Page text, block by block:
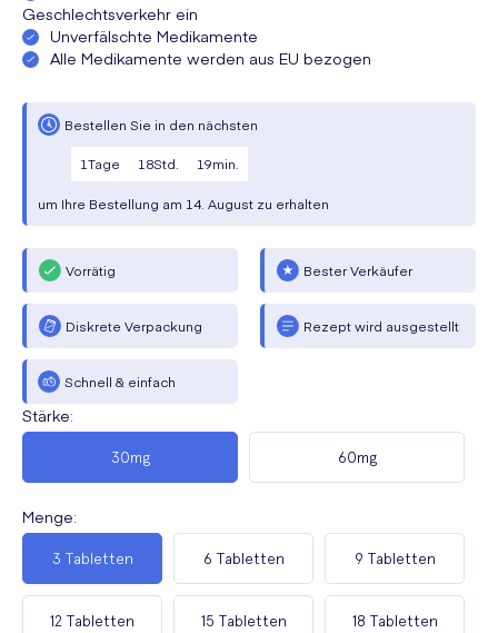
Geschlechtsverkehr ein
Unverfälschte Medikamente
Alle Medikamente werden aus EU bezogen
Bestellen Sie in den nächsten
1Tage 18Std. 19min.
um Ihre Bestellung am 14. August zu erhalten
Vorrätig Bester Verkäufer
Diskrete Verpackung Rezept wird ausgestellt
Schnell & einfach
Stärke:
30mg 60mg
Menge:
3 Tabletten 6 Tabletten 9 Tabletten
12 Tabletten 15 Tabletten 18 Tabletten